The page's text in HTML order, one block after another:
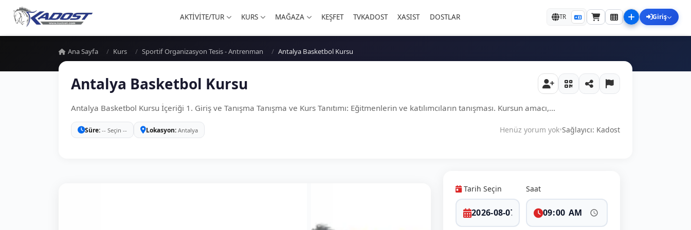
AKTİVİTE/TUR KURS MAĞAZA KEŞFET TVKADOST XASIST DOSTLAR TR Giriş
Ana Sayfa Kurs Sportif Organizasyon Tesis - Antrenman Antalya Basketbol Kursu
Antalya Basketbol Kursu
Antalya Basketbol Kursu İçeriği 1. Giriş ve Tanışma Tanışma ve Kurs Tanıtımı: Eğitmenlerin ve katılımcıların tanışması. Kursun amacı,...
Süre -- Seçin -- Lokasyon Antalya Henüz yorum yok•Sağlayıcı: Kadost
Tarih Seçin Saat